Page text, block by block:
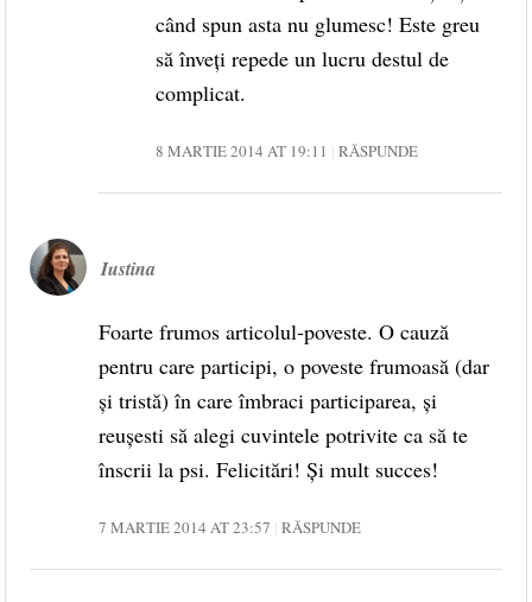
când spun asta nu glumesc! Este greu
să înveți repede un lucru destul de
complicat.
8 MARTIE 2014 AT 19:11 RĂSPUNDE
Iustina
Foarte frumos articolul-poveste. O cauză
pentru care participi, o poveste frumoasă (dar
şi tristă) în care îmbraci participarea, şi
reuşesti să alegi cuvintele potrivite ca să te
înscrii la psi. Felicitări! Şi mult succes!
7 MARTIE 2014 AT 23:57 RĂSPUNDE